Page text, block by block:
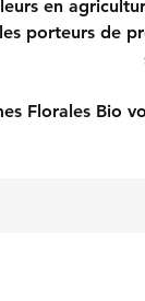
en
porteurs de
Florales Bio